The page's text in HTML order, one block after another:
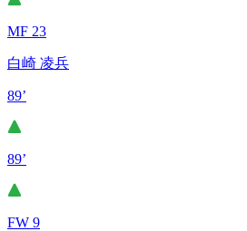
MF 23
白崎 凌兵
89’
89’
FW 9